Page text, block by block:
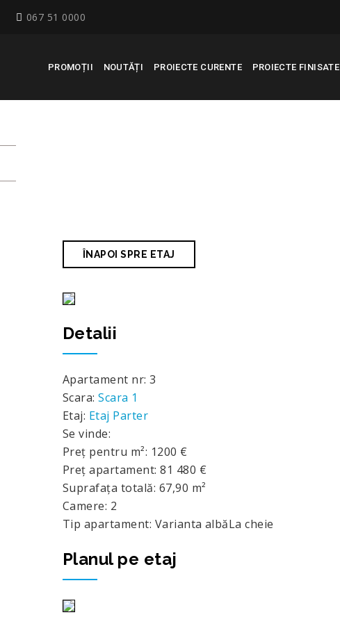
067 51 0000
PROMOȚII NOUTĂȚI PROIECTE CURENTE PROIECTE FINISATE
ÎNAPOI SPRE ETAJ
Detalii
Apartament nr: 3
Scara:Scara 1
Etaj: Etaj Parter
Se vinde:
Preț pentru m²: 1200 €
Preț apartament: 81 480 €
Suprafața totală: 67,90 m²
Camere: 2
Tip apartament: Varianta albăLa cheie
Planul pe etaj